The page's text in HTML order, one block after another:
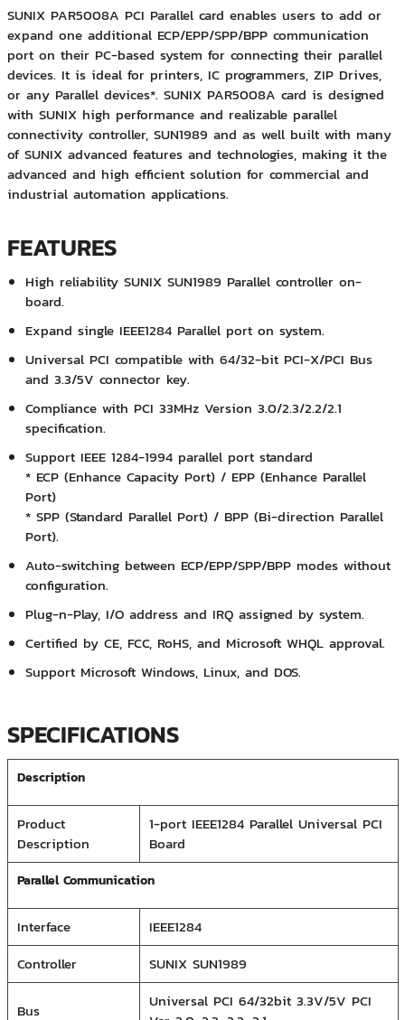
SUNIX PAR5008A PCI Parallel card enables users to add or
expand one additional ECP/EPP/SPP/BPP communication
port on their PC-based system for connecting their parallel
devices. It is ideal for printers, IC programmers, ZIP Drives,
or any Parallel devices*. SUNIX PAR5008A card is designed
with SUNIX high performance and realizable parallel
connectivity controller, SUN1989 and as well built with many
of SUNIX advanced features and technologies, making it the
advanced and high efficient solution for commercial and
industrial automation applications.
FEATURES
High reliability SUNIX SUN1989 Parallel controller on-
board.
Expand single IEEE1284 Parallel port on system.
Universal PCI compatible with 64/32-bit PCI-X/PCI Bus
and 3.3/5V connector key.
Compliance with PCI 33MHz Version 3.0/2.3/2.2/2.1
specification.
Support IEEE 1284-1994 parallel port standard
* ECP (Enhance Capacity Port) / EPP (Enhance Parallel
Port)
* SPP (Standard Parallel Port) / BPP (Bi-direction Parallel
Port).
Auto-switching between ECP/EPP/SPP/BPP modes without
configuration.
Plug-n-Play, I/O address and IRQ assigned by system.
Certified by CE, FCC, RoHS, and Microsoft WHQL approval.
Support Microsoft Windows, Linux, and DOS.
SPECIFICATIONS
Description
Product
Description
1-port IEEE1284 Parallel Universal PCI
Board
Parallel Communication
Interface
IEEE1284
Controller
SUNIX SUN1989
Bus
Universal PCI 64/32bit 3.3V/5V PCI